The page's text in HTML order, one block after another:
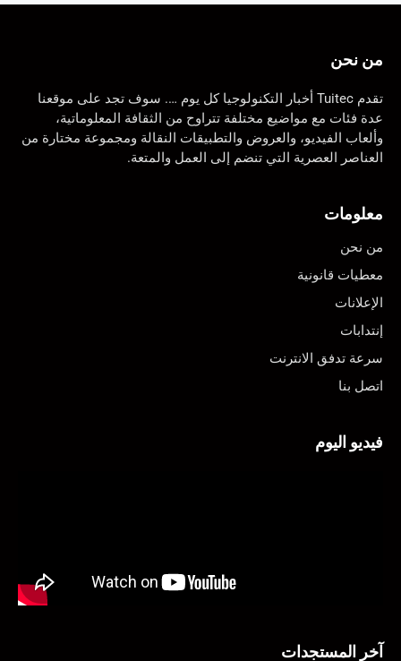
من نحن
تقدم Tuitec أخبار التكنولوجيا كل يوم …. سوف تجد على موقعنا
عدة فئات مع مواضيع مختلفة تتراوح من الثقافة المعلوماتية،
وألعاب الفيديو، والعروض والتطبيقات النقالة ومجموعة مختارة من
العناصر العصرية التي تنضم إلى العمل والمتعة.
معلومات
من نحن
معطيات قانونية
الإعلانات
إنتدابات
سرعة تدفق الانترنت
اتصل بنا
فيديو اليوم
آخر المستجدات